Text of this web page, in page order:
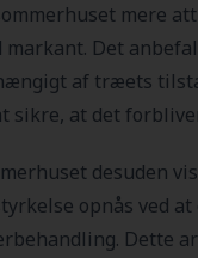
mere
markant. Det
af træets
sikre, at det
desuden
opnås ved
Dette